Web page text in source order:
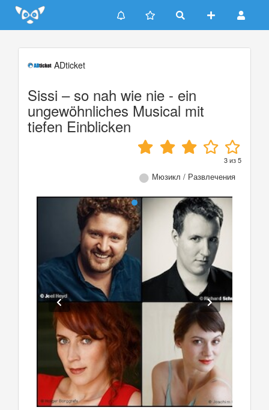
Update cookies preferences
ADticket
Sissi – so nah wie nie - ein
ungewöhnliches Musical mit
tiefen Einblicken
3из5
Мюзикл / Развлечения